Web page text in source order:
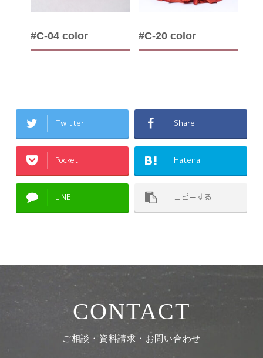
#C-04 color #C-20 color
Twitter Share
Pocket Hatena
LINE コピーする
CONTACT
ご相談・資料請求・お問い合わせ